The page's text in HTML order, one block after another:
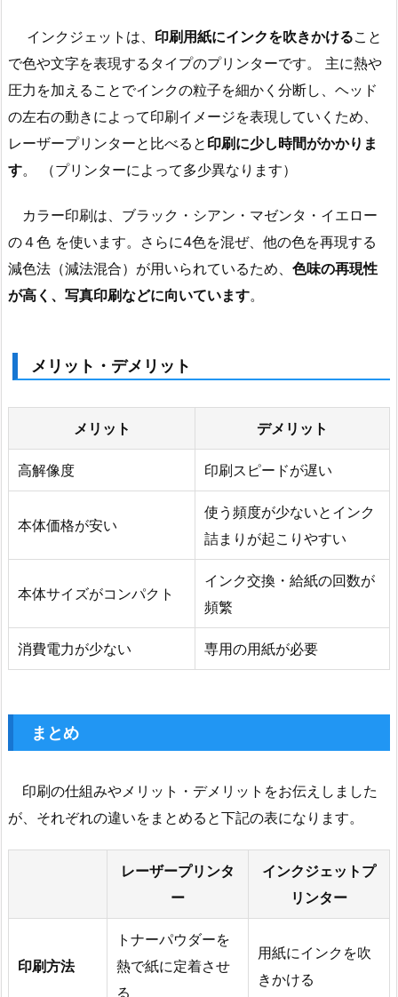
インクジェットは、 印刷用紙にインクを吹きかけること
で色や文字を表現するタイプのプリンターです。 主に熱や
圧力を加えることでインクの粒子を細かく分断し、ヘッド
の左右の動きによって印刷イメージを表現していくため、
レーザープリンターと比べると 印刷に少し時間がかかりま
す。 （プリンターによって多少異なります）
カラー印刷は、ブラック・シアン・マゼンタ・イエロー
の４色 を使います。さらに4色を混ぜ、他の色を再現する
減色法（減法混合）が用いられているため、 色味の再現性
が高く、写真印刷などに向いています。
メリット・デメリット
メリット デメリット
高解像度 印刷スピードが遅い
本体価格が安い
使う頻度が少ないとインク
詰まりが起こりやすい
本体サイズがコンパクト
インク交換・給紙の回数が
頻繁
消費電力が少ない 専用の用紙が必要
まとめ
印刷の仕組みやメリット・デメリットをお伝えしました
が、それぞれの違いをまとめると下記の表になります。
レーザープリンタ
ー
インクジェットプ
リンター
印刷方法
トナーパウダーを
熱で紙に定着させ
る
用紙にインクを吹
きかける